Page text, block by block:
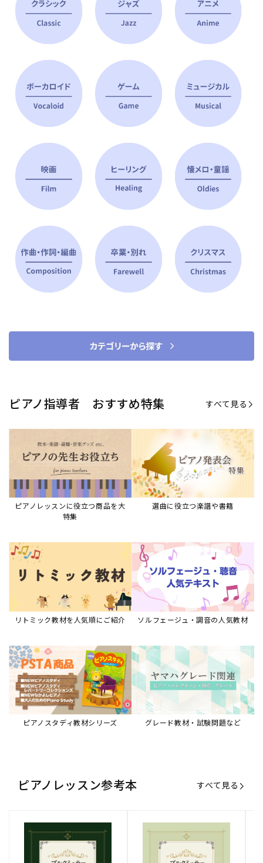
ピアノ指導者 おすすめ特集 すべて見る
ピアノレッスンに役立つ商品を大
特集
選曲に役立つ楽譜や書籍
リトミック教材を人気順にご紹介 ソルフェージュ・調音の人気教材
ピアノスタディ教材シリーズ グレード教材・試験問題など
ピアノレッスン参考本 すべて見る